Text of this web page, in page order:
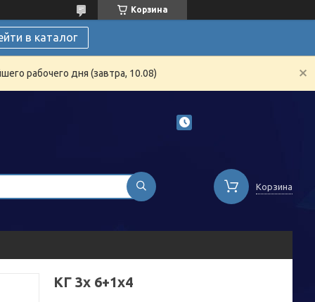
Корзина
в каталог
рабочего дня (завтра, 10.08)
Корзина
КГ 3х 6+1х4